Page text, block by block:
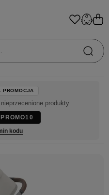
PROMOCJA
produkty
PROMO10
kodu